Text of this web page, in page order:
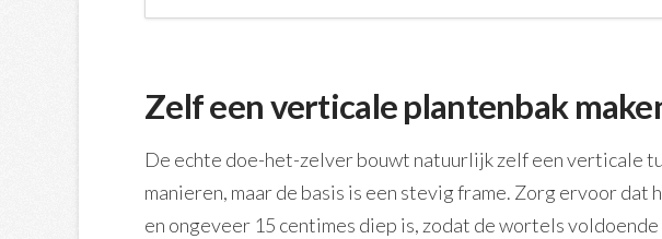
Zelf een verticale plantenbak
De echte doe-het-zelver bouwt natuurlijk zelf een verticale
manieren, maar de basis is een stevig frame. Zorg ervoor
en ongeveer 15 centimes diep is, zodat de wortels